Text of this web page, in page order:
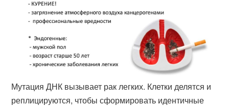
Мутация ДНК вызывает рак легких. Клетки делятся и
реплицируются, чтобы сформировать идентичные